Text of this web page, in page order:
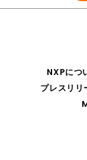
480, or 516
NXPにつ
プレスリリ